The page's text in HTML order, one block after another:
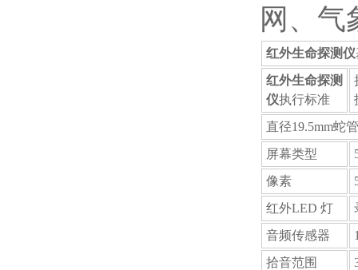
网、
红外生命探测仪
红外生命探测
仪执行标准
直径19.5mm蛇
屏幕类型
像素
红外LED 灯
音频传感器
拾音范围